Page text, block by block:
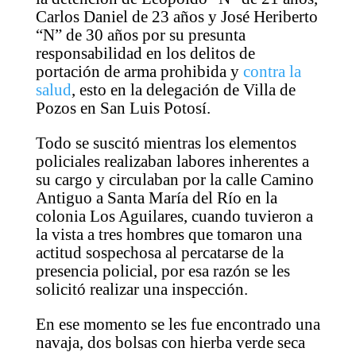
Carlos Daniel de 23 años y José Heriberto
“N” de 30 años por su presunta
responsabilidad en los delitos de
portación de arma prohibida y contra la
salud, esto en la delegación de Villa de
Pozos en San Luis Potosí.
Todo se suscitó mientras los elementos
policiales realizaban labores inherentes a
su cargo y circulaban por la calle Camino
Antiguo a Santa María del Río en la
colonia Los Aguilares, cuando tuvieron a
la vista a tres hombres que tomaron una
actitud sospechosa al percatarse de la
presencia policial, por esa razón se les
solicitó realizar una inspección.
En ese momento se les fue encontrado una
navaja, dos bolsas con hierba verde seca